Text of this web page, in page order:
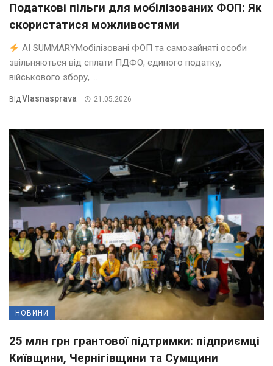
Податкові пільги для мобілізованих ФОП: Як
скористатися можливостями
AI SUMMARYМобілізовані ФОП та самозайняті особи
звільняються від сплати ПДФО, єдиного податку,
військового збору, ...
ВідVlasnasprava 21.05.2026
НОВИНИ
25 млн грн грантової підтримки: підприємці
Київщини, Чернігівщини та Сумщини